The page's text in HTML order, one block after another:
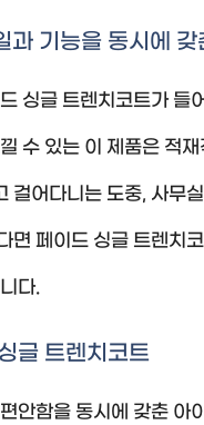
과 기능을 동시에 갖
싱글 트렌치코트가 들
수 있는 이 제품은 적
걸어다니는 도중, 사무
면 페이드 싱글 트렌치
다.
글 트렌치코트
안함을 동시에 갖춘 아